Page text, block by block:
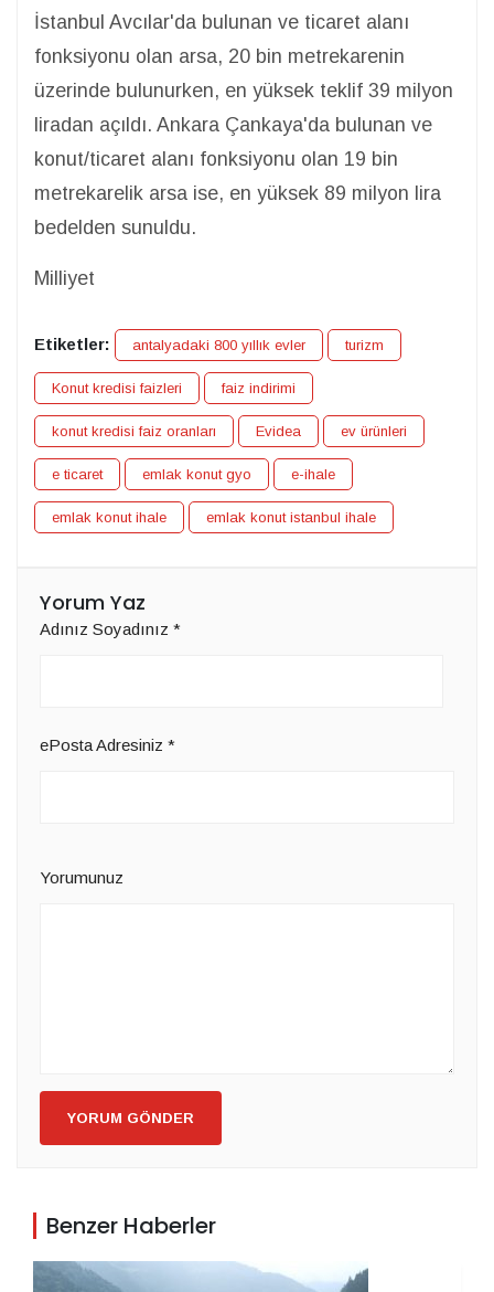
İstanbul Avcılar'da bulunan ve ticaret alanı
fonksiyonu olan arsa, 20 bin metrekarenin
üzerinde bulunurken, en yüksek teklif 39 milyon
liradan açıldı. Ankara Çankaya'da bulunan ve
konut/ticaret alanı fonksiyonu olan 19 bin
metrekarelik arsa ise, en yüksek 89 milyon lira
bedelden sunuldu.
Milliyet
Etiketler: antalyadaki 800 yıllık evler turizm
Konut kredisi faizleri faiz indirimi
konut kredisi faiz oranları Evidea ev ürünleri
e ticaret emlak konut gyo e-ihale
emlak konut ihale emlak konut istanbul ihale
Yorum Yaz
Adınız Soyadınız *
ePosta Adresiniz *
Yorumunuz
YORUM GÖNDER
Benzer Haberler